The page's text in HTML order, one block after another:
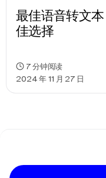
最佳语音转文
佳选择
2024 年 11 月 27 日
7 分钟阅读